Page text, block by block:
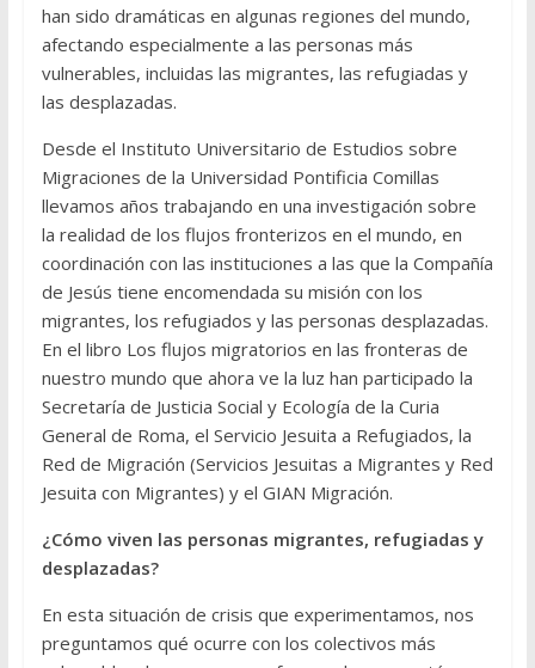
han sido dramáticas en algunas regiones del mundo,
afectando especialmente a las personas más
vulnerables, incluidas las migrantes, las refugiadas y
las desplazadas.
Desde el Instituto Universitario de Estudios sobre
Migraciones de la Universidad Pontificia Comillas
llevamos años trabajando en una investigación sobre
la realidad de los flujos fronterizos en el mundo, en
coordinación con las instituciones a las que la Compañía
de Jesús tiene encomendada su misión con los
migrantes, los refugiados y las personas desplazadas.
En el libro Los flujos migratorios en las fronteras de
nuestro mundo que ahora ve la luz han participado la
Secretaría de Justicia Social y Ecología de la Curia
General de Roma, el Servicio Jesuita a Refugiados, la
Red de Migración (Servicios Jesuitas a Migrantes y Red
Jesuita con Migrantes) y el GIAN Migración.
¿Cómo viven las personas migrantes, refugiadas y
desplazadas?
En esta situación de crisis que experimentamos, nos
preguntamos qué ocurre con los colectivos más